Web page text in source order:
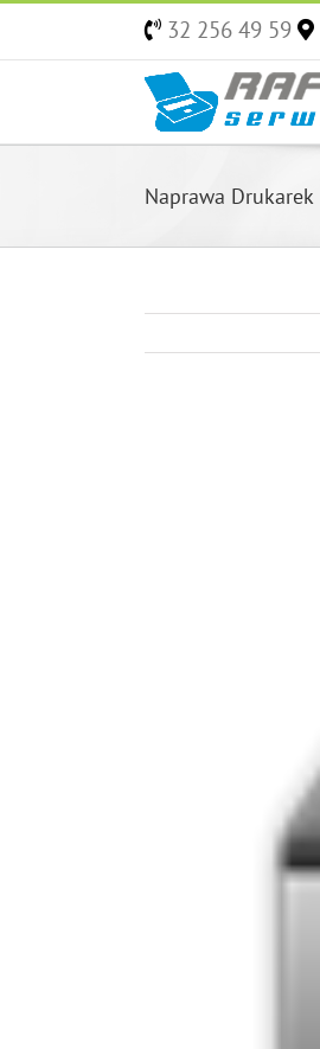
Skip
content
32 256 49 59
Naprawa Drukarek